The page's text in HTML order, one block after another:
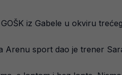
iz Gabele u okviru
Arenu sport dao je trener